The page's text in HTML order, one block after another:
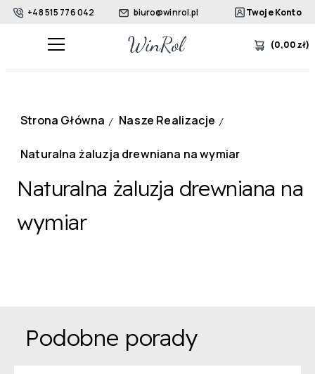
+48 515 776 042 biuro@winrol.pl Twoje Konto
(0,00zł)
Strona Główna / Nasze Realizacje /
Naturalna żaluzja drewniana na wymiar
Naturalna żaluzja drewniana na
wymiar
Podobne porady